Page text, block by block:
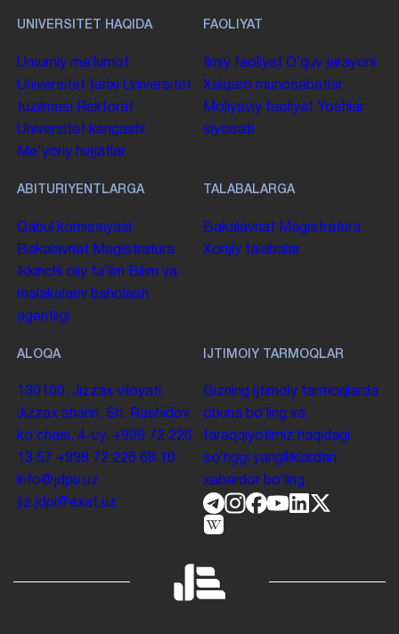
UNIVERSITET HAQIDA
Umumiy maʼlumot
Universitet tarixi Universitet
tuzilmasi Rektorat
Universitet kengashi
Me'yoriy hujjatlar
FAOLIYAT
Ilmiy faoliyat Oʻquv jarayoni
Xalqaro munosabatlar
Moliyaviy faoliyat Yoshlar
siyosati
ABITURIYENTLARGA
Qabul komissiyasi
Bakalavriat Magistratura
Ikkinchi oliy taʼlim Bilim va
malakalarni baholash
agentligi
TALABALARGA
Bakalavriat Magistratura
Xorijiy talabalar
ALOQA
130100. Jizzax viloyati,
Jizzax shahri, Sh. Rashidov
koʻchasi, 4-uy. +998 72 226
13 57 +998 72 226 68 10
info@jdpu.uz
jiz.jdpi@exat.uz
IJTIMOIY TARMOQLAR
Bizning ijtimoiy tarmoqlarda
obuna boʻling va
taraqqiyotimiz haqidagi
soʻnggi yangiliklardan
xabardor boʻling.